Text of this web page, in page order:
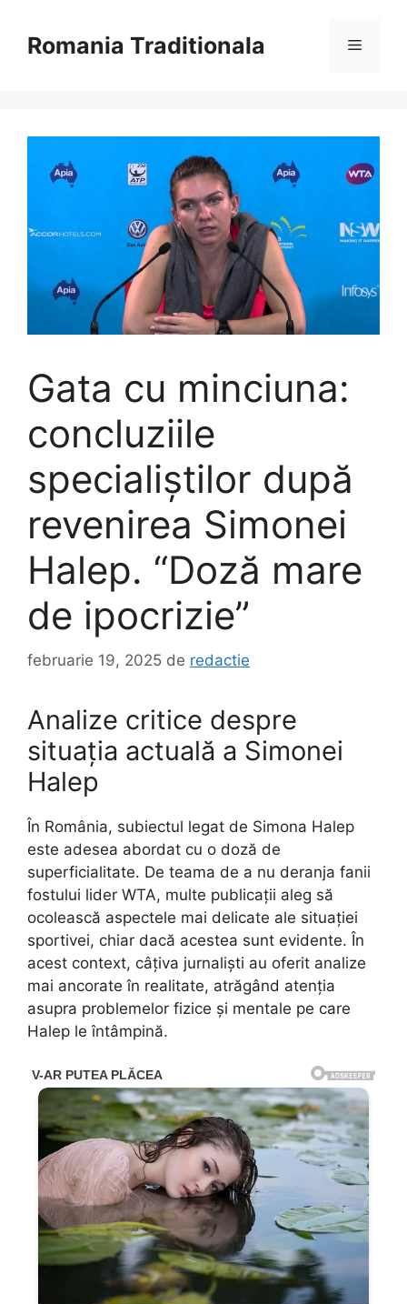
conținutRomania Traditionala Meniu
Gata cu minciuna:
concluziile
specialiștilor după
revenirea Simonei
Halep. “Doză mare
de ipocrizie”
februarie 19, 2025 de redactie
Analize critice despre
situația actuală a Simonei
Halep
În România, subiectul legat de Simona Halep
este adesea abordat cu o doză de
superficialitate. De teama de a nu deranja fanii
fostului lider WTA, multe publicații aleg să
ocolească aspectele mai delicate ale situației
sportivei, chiar dacă acestea sunt evidente. În
acest context, câțiva jurnaliști au oferit analize
mai ancorate în realitate, atrăgând atenția
asupra problemelor fizice și mentale pe care
Halep le întâmpină.